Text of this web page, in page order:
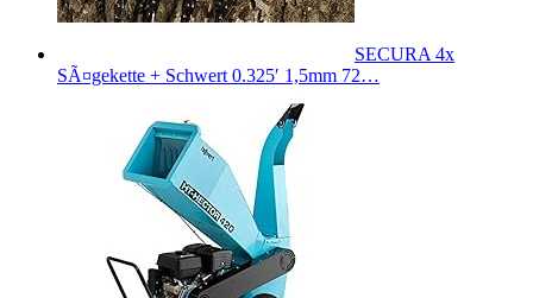
SECURA 4x
SÃ¤gekette + Schwert 0.325′ 1,5mm 72…